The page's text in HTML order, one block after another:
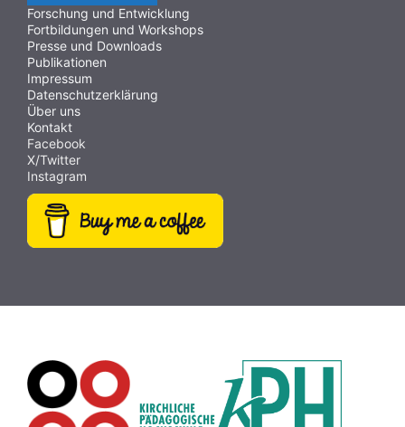
Forschung und Entwicklung
Fortbildungen und Workshops
Presse und Downloads
Publikationen
Impressum
Datenschutzerklärung
Über uns
Kontakt
Facebook
X/Twitter
Instagram